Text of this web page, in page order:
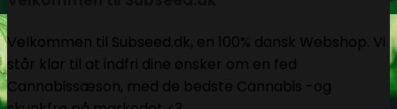
Velkommen til Subseed.dk, en 100% dansk Webshop. Vi
står klar til at indfri dine ønsker om en fed
Cannabissæson, med de bedste Cannabis -og